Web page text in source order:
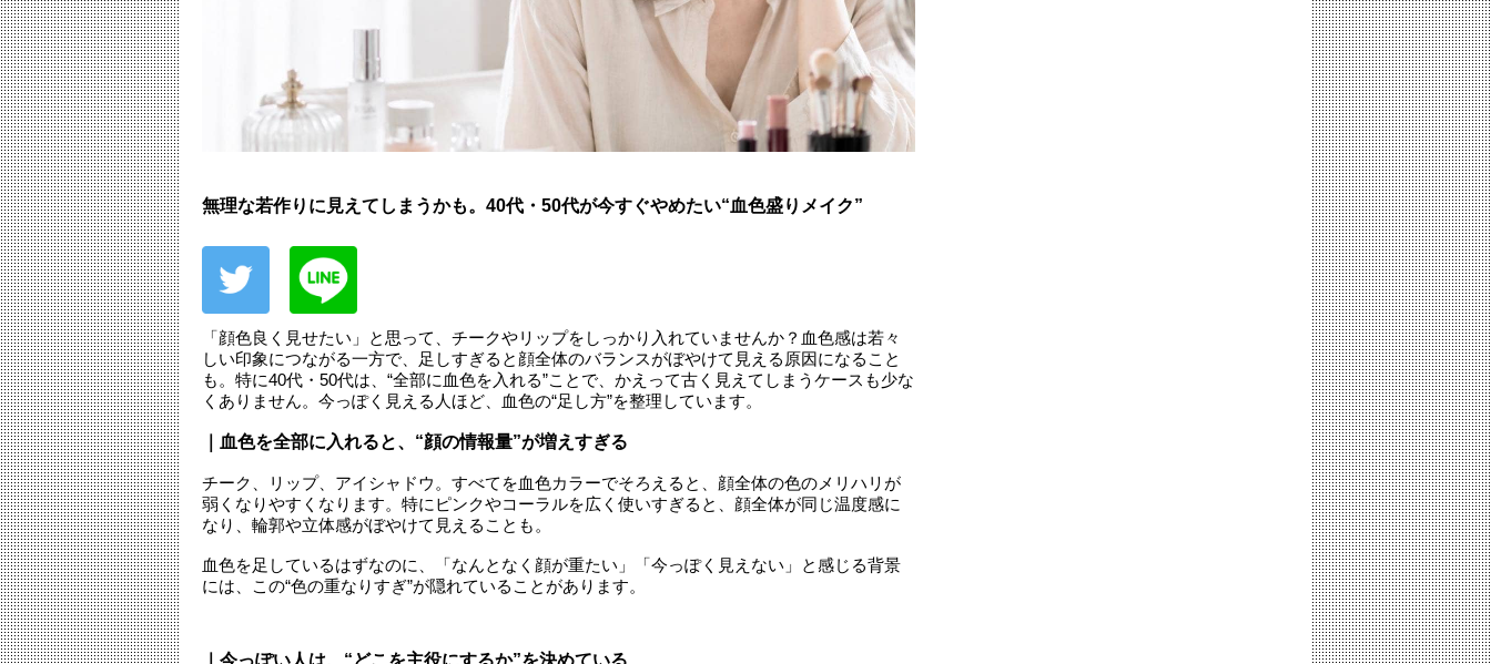
無理な若作りに見えてしまうかも。40代・50代が今すぐやめたい“血色盛りメイク”
「顔色良く見せたい」と思って、チークやリップをしっかり入れていませんか？血色感は若々
しい印象につながる一方で、足しすぎると顔全体のバランスがぼやけて見える原因になること
も。特に40代・50代は、“全部に血色を入れる”ことで、かえって古く見えてしまうケースも少な
くありません。今っぽく見える人ほど、血色の“足し方”を整理しています。
｜血色を全部に入れると、“顔の情報量”が増えすぎる
チーク、リップ、アイシャドウ。すべてを血色カラーでそろえると、顔全体の色のメリハリが
弱くなりやすくなります。特にピンクやコーラルを広く使いすぎると、顔全体が同じ温度感に
なり、輪郭や立体感がぼやけて見えることも。
血色を足しているはずなのに、「なんとなく顔が重たい」「今っぽく見えない」と感じる背景
には、この“色の重なりすぎ”が隠れていることがあります。
｜今っぽい人は、“どこを主役にするか”を決めている